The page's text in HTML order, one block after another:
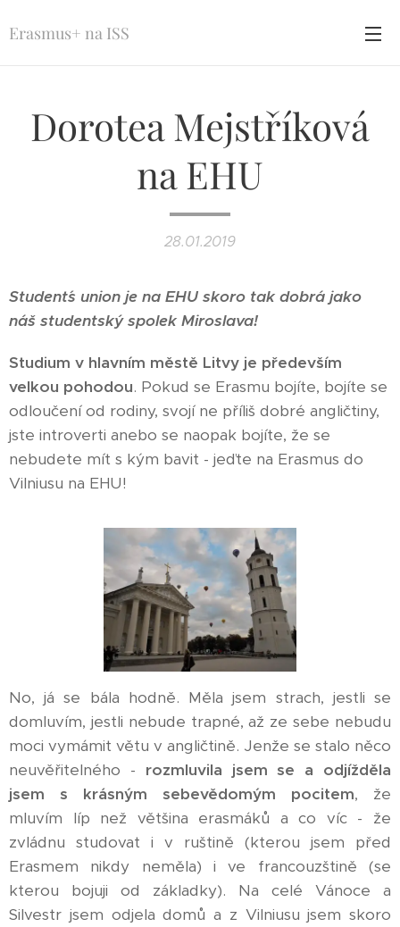
Erasmus+ na ISS
Dorotea Mejstříková
na EHU
28.01.2019
Student´s union je na EHU skoro tak dobrá jako
náš studentský spolek Miroslava!
Studium v hlavním městě Litvy je především
velkou pohodou. Pokud se Erasmu bojíte, bojíte se
odloučení od rodiny, svojí ne příliš dobré angličtiny,
jste introverti anebo se naopak bojíte, že se
nebudete mít s kým bavit - jeďte na Erasmus do
Vilniusu na EHU!
No, já se bála hodně. Měla jsem strach, jestli se
domluvím, jestli nebude trapné, až ze sebe nebudu
moci vymámit větu v angličtině. Jenže se stalo něco
neuvěřitelného - rozmluvila jsem se a odjížděla
jsem s krásným sebevědomým pocitem, že
mluvím líp než většina erasmáků a co víc - že
zvládnu studovat i v ruštině (kterou jsem před
Erasmem nikdy neměla) i ve francouzštině (se
kterou bojuji od základky). Na celé Vánoce a
Silvestr jsem odjela domů a z Vilniusu jsem skoro